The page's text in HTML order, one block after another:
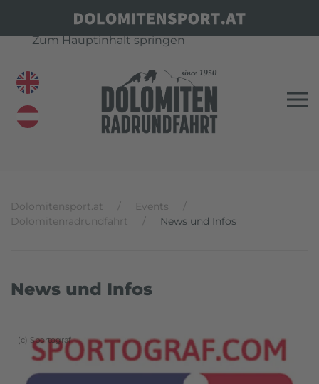
Zum Hauptinhalt springen
Dolomitensport.at
Events
Dolomitenradrundfahrt
News und Infos
News und Infos
(c) Sportograf